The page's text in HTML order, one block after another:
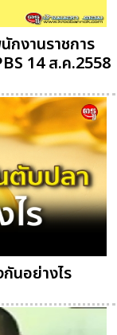
กงานราชการ
14 ส.ค.2558
นอย่างไร